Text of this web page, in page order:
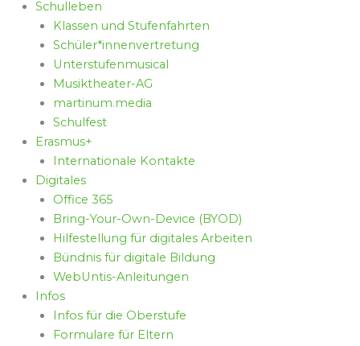
Schulleben
Klassen und Stufenfahrten
Schüler*innenvertretung
Unterstufenmusical
Musiktheater-AG
martinum.media
Schulfest
Erasmus+
Internationale Kontakte
Digitales
Office 365
Bring-Your-Own-Device (BYOD)
Hilfestellung für digitales Arbeiten
Bündnis für digitale Bildung
WebUntis-Anleitungen
Infos
Infos für die Oberstufe
Formulare für Eltern